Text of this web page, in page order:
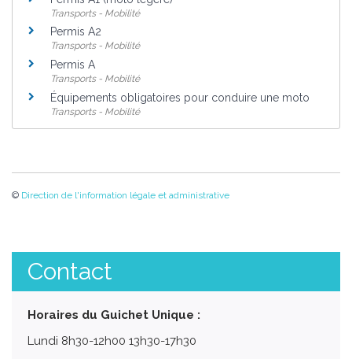
Transports - Mobilité
Permis A2
Transports - Mobilité
Permis A
Transports - Mobilité
Équipements obligatoires pour conduire une moto
Transports - Mobilité
© Direction de l'information légale et administrative
Contact
Horaires du Guichet Unique :
Lundi 8h30-12h00 13h30-17h30